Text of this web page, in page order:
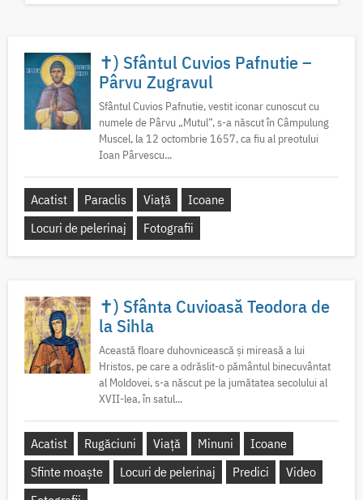
✝) Sfântul Cuvios Pafnutie –
Pârvu Zugravul
Sfântul Cuvios Pafnutie, vestit iconar cunoscut cu
numele de Pârvu „Mutul”, s-a născut în Câmpulung
Muscel, la 12 octombrie 1657, ca fiu al preotului
Ioan Pârvescu...
Acatist Paraclis Viață
Icoane
Locuri de pelerinaj
Fotografii
✝) Sfânta Cuvioasă Teodora de
la Sihla
Această floare duhovnicească și mireasă a lui
Hristos, pe care a odrăslit-o pământul binecuvântat
al Moldovei, s-a născut pe la jumătatea secolului al
XVII-lea, în satul...
Acatist Rugăciuni Viață Minuni
Icoane
Sfinte moaște
Locuri de pelerinaj Predici
Video